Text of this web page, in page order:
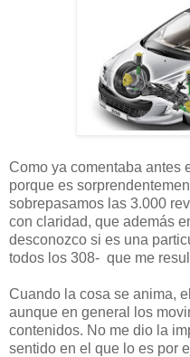
Como ya comentaba antes
porque es
sobrepasamos las 3.000
con claridad, que además
desconozco si es una
todos los 308- que me
Cuando la cosa se anima,
aunque en general los
contenidos. No me dio la
sentido en el que lo es por